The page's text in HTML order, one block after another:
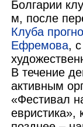
Болгарии
м, после
Клуба
Ефремова,
В течение
активным
«Фестивал